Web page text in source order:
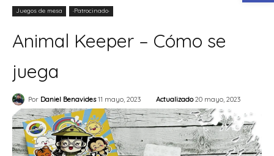
Juegos de mesa ·Patrocinado·
Animal Keeper – Cómo se
juega
Por Daniel Benavides 11 mayo, 2023 Actualizado 20 mayo, 2023